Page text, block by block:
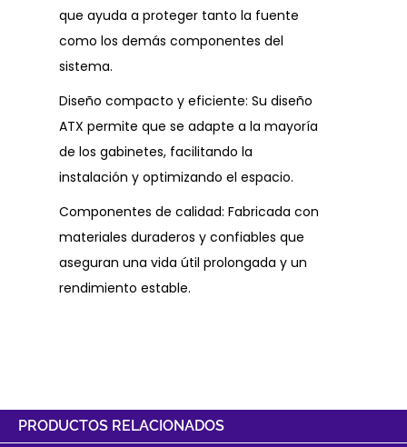
que ayuda a proteger tanto la fuente
como los demás componentes del
sistema.
Diseño compacto y eficiente: Su diseño
ATX permite que se adapte a la mayoría
de los gabinetes, facilitando la
instalación y optimizando el espacio.
Componentes de calidad: Fabricada con
materiales duraderos y confiables que
aseguran una vida útil prolongada y un
rendimiento estable.
PRODUCTOS RELACIONADOS